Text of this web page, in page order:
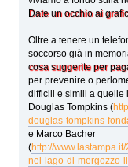
Date un occhio ai
Oltre a tenere un
soccorso già in
cosa suggerite per
per prevenire o
difficili e simili a quelle
Douglas Tompkins (
douglas-tompkins-
e Marco Bacher
(http://
nel-lago-di-mergozzo-